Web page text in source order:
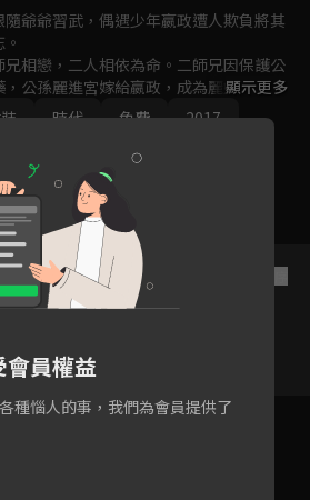
爺爺習武，偶遇少年嬴政遭人欺負將其
相戀，二人相依為命。二師兄因保護公
公孫麗進宮嫁給嬴政，成為麗姬，卻發
瞞下此事。
寵心機重重的妃子，以聰慧和善良贏得
以德服人成為後宮之主。
顯示更多
時代 免費 2017
李泰 劉暢
15 16 17
會員權益
種惱人的事，我們為會員提供了